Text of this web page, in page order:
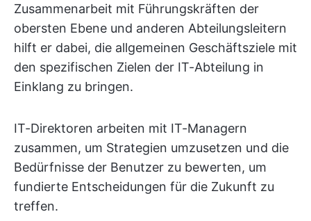
Zusammenarbeit mit Führungskräften der
obersten Ebene und anderen Abteilungsleitern
hilft er dabei, die allgemeinen Geschäftsziele mit
den spezifischen Zielen der IT-Abteilung in
Einklang zu bringen.
IT-Direktoren arbeiten mit IT-Managern
zusammen, um Strategien umzusetzen und die
Bedürfnisse der Benutzer zu bewerten, um
fundierte Entscheidungen für die Zukunft zu
treffen.